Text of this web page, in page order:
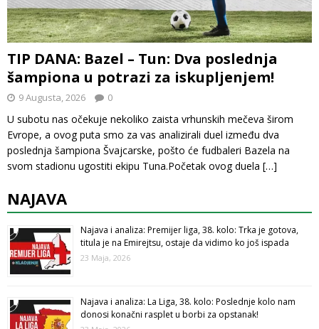
TIP DANA: Bazel – Tun: Dva poslednja
šampiona u potrazi za iskupljenjem!
9 Augusta, 2026 0
U subotu nas očekuje nekoliko zaista vrhunskih mečeva širom
Evrope, a ovog puta smo za vas analizirali duel između dva
poslednja šampiona Švajcarske, pošto će fudbaleri Bazela na
svom stadionu ugostiti ekipu Tuna.Početak ovog duela […]
NAJAVA
Najava i analiza: Premijer liga, 38. kolo: Trka je gotova,
titula je na Emirejtsu, ostaje da vidimo ko još ispada
23 Maja, 2026
Najava i analiza: La Liga, 38. kolo: Poslednje kolo nam
donosi konačni rasplet u borbi za opstanak!